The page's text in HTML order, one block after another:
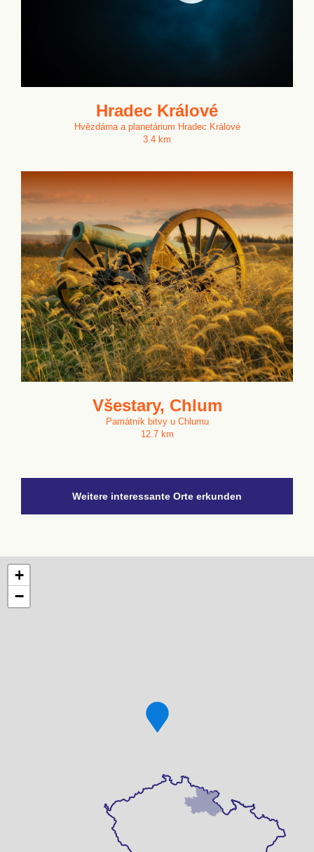
Hradec Králové
Hvězdárna a planetárium Hradec Králové
3.4 km
Všestary, Chlum
Památník bitvy u Chlumu
12.7 km
Weitere interessante Orte erkunden
+
−